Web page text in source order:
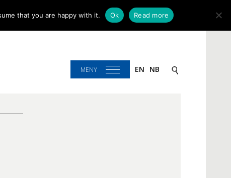
MENY EN NB
that you are happy with it. Ok Read more